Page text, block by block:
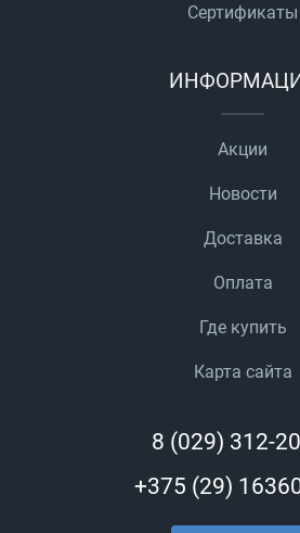
Сертификаты
Акции
Новости
Доставка
Оплата
Где купить
Карта сайта
8 (029) 312-
+375 (29)